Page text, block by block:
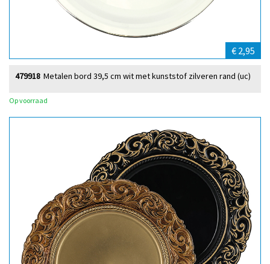
€ 2,95
Metalen bord 39,5 cm wit met kunststof zilveren rand (uc)
479918
Op voorraad